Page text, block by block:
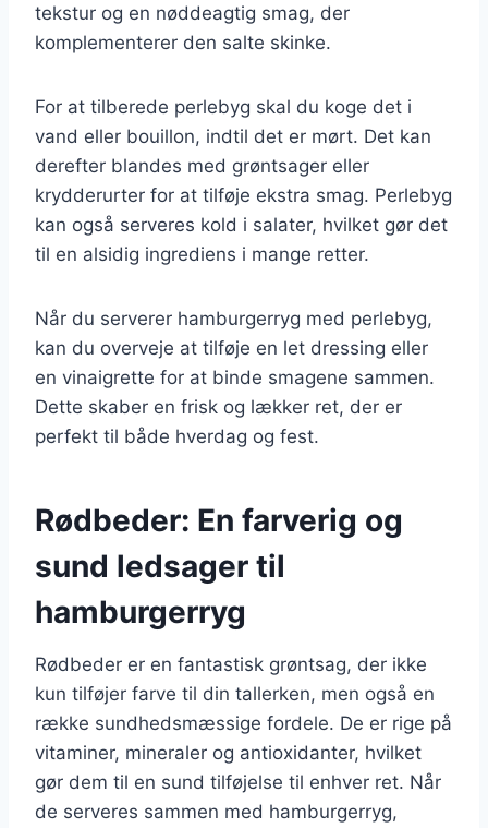
tekstur og en nøddeagtig smag, der
komplementerer den salte skinke.
For at tilberede perlebyg skal du koge det i
vand eller bouillon, indtil det er mørt. Det kan
derefter blandes med grøntsager eller
krydderurter for at tilføje ekstra smag. Perlebyg
kan også serveres kold i salater, hvilket gør det
til en alsidig ingrediens i mange retter.
Når du serverer hamburgerryg med perlebyg,
kan du overveje at tilføje en let dressing eller
en vinaigrette for at binde smagene sammen.
Dette skaber en frisk og lækker ret, der er
perfekt til både hverdag og fest.
Rødbeder: En farverig og
sund ledsager til
hamburgerryg
Rødbeder er en fantastisk grøntsag, der ikke
kun tilføjer farve til din tallerken, men også en
række sundhedsmæssige fordele. De er rige på
vitaminer, mineraler og antioxidanter, hvilket
gør dem til en sund tilføjelse til enhver ret. Når
de serveres sammen med hamburgerryg,